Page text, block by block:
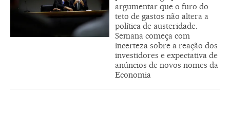
argumentar que o furo do
teto de gastos não altera a
política de austeridade.
Semana começa com
incerteza sobre a reação dos
investidores e expectativa de
anúncios de novos nomes da
Economia